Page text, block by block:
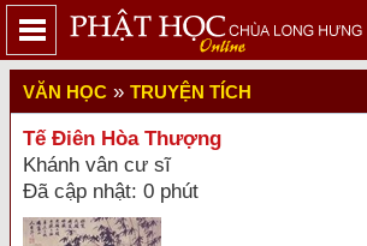
VĂN HỌC » TRUYỆN TÍCH
Tế Điên Hòa Thượng
Khánh vân cư sĩ
Đã cập nhật: 0 phút